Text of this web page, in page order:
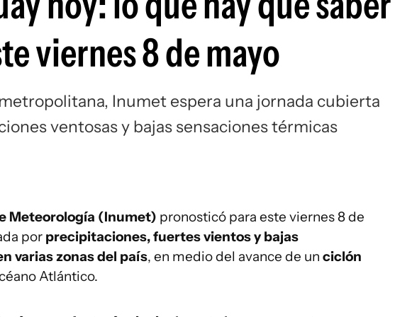
viernes 8 de mayo
Inumet espera una jornada cubierta
ventosas y bajas sensaciones térmicas
Meteorología (Inumet) pronosticó para este viernes 8 de
por precipitaciones, fuertes vientos y bajas
varias zonas del país, en medio del avance de un ciclón
Atlántico.